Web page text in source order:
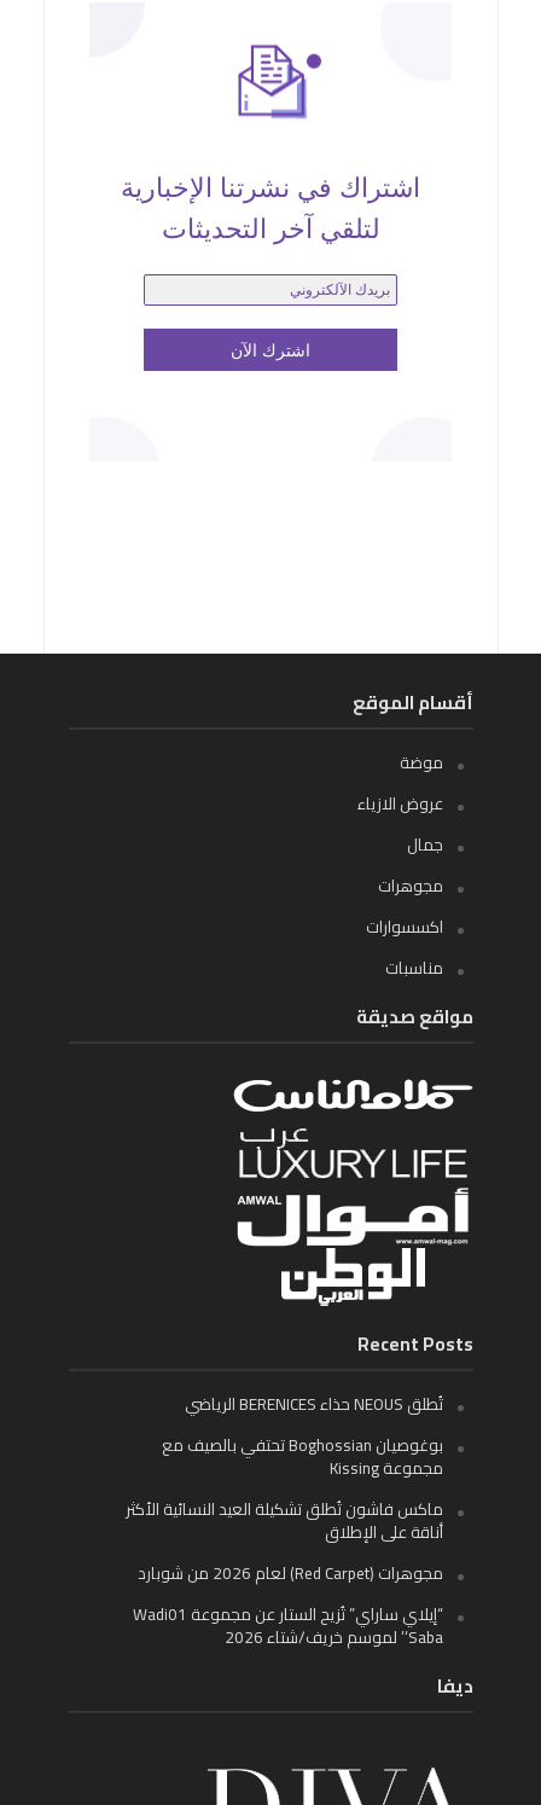
اشتراك في نشرتنا الإخبارية
لتلقي آخر التحديثات
أقسام الموقع
موضة
عروض الازياء
جمال
مجوهرات
اكسسوارات
مناسبات
مواقع صديقة
Recent Posts
تُطلق NEOUS حذاء BERENICES الرياضي
بوغوصيان Boghossian تحتفي بالصيف مع
مجموعة Kissing
ماكس فاشون تُطلق تشكيلة العيد النسائية الأكثر
أناقة على الإطلاق
مجوهرات (Red Carpet) لعام 2026 من شوبارد
“إيلاي ساراي” تُزيح الستار عن مجموعة Wadi01
‘Saba’ لموسم خريف/شتاء 2026
ديفا